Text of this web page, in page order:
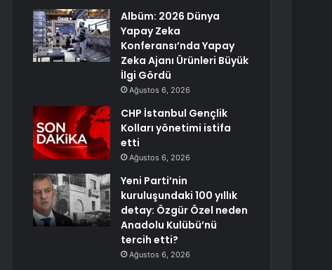
Albüm: 2026 Dünya
Yapay Zeka
Konferansı’nda Yapay
Zeka Ajanı Ürünleri Büyük
İlgi Gördü
Ağustos 6, 2026
CHP İstanbul Gençlik
Kolları yönetimi istifa
etti
Ağustos 6, 2026
Yeni Parti’nin
kuruluşundaki 100 yıllık
detay: Özgür Özel neden
Anadolu Kulübü’nü
tercih etti?
Ağustos 6, 2026